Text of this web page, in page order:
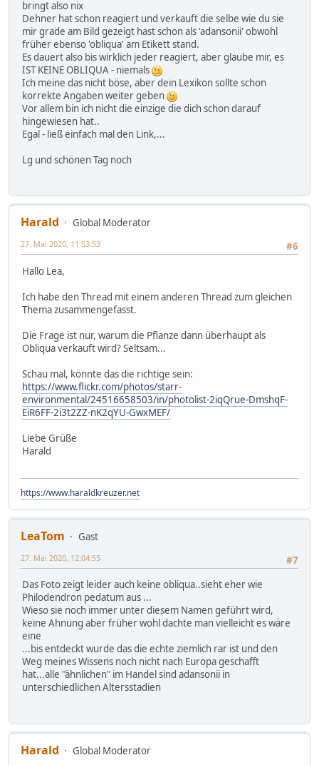
bringt also nix
Dehner hat schon reagiert und verkauft die selbe wie du sie
mir grade am Bild gezeigt hast schon als 'adansonii' obwohl
früher ebenso 'obliqua' am Etikett stand.
Es dauert also bis wirklich jeder reagiert, aber glaube mir, es
IST KEINE OBLIQUA - niemals
Ich meine das nicht böse, aber dein Lexikon sollte schon
korrekte Angaben weiter geben
Vor allem bin ich nicht die einzige die dich schon darauf
hingewiesen hat..
Egal - ließ einfach mal den Link,...
Lg und schönen Tag noch
Harald
Global Moderator
#6
27. Mai 2020, 11:53:53
Hallo Lea,
Ich habe den Thread mit einem anderen Thread zum gleichen
Thema zusammengefasst.
Die Frage ist nur, warum die Pflanze dann überhaupt als
Obliqua verkauft wird? Seltsam...
Schau mal, könnte das die richtige sein:
https://www.flickr.com/photos/starr-
environmental/24516658503/in/photolist-2iqQrue-DmshqF-
EiR6FF-2i3t2ZZ-nK2qYU-GwxMEF/
Liebe Grüße
Harald
https://www.haraldkreuzer.net
LeaTom
Gast
#7
27. Mai 2020, 12:04:55
Das Foto zeigt leider auch keine obliqua..sieht eher wie
Philodendron pedatum aus ...
Wieso sie noch immer unter diesem Namen geführt wird,
keine Ahnung aber früher wohl dachte man vielleicht es wäre
eine
...bis entdeckt wurde das die echte ziemlich rar ist und den
Weg meines Wissens noch nicht nach Europa geschafft
hat...alle "ähnlichen" im Handel sind adansonii in
unterschiedlichen Altersstadien
Harald
Global Moderator